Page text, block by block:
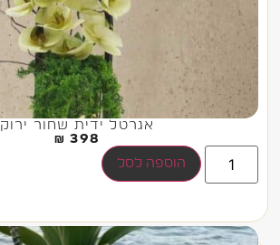
אגרטל ידית שחור ירוק
398
₪
הוספה לסל